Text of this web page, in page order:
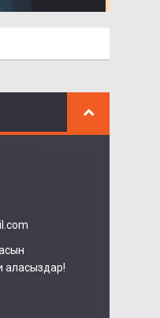
аласыздар!